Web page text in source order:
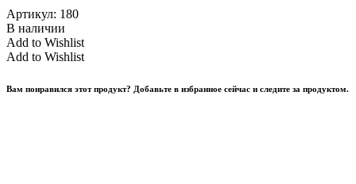
Артикул: 180
В наличии
Add to Wishlist
Add to Wishlist
Вам понравился этот продукт? Добавьте в избранное сейчас и следите за продуктом.